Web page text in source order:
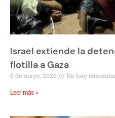
Israel extiende la
flotilla a Gaza
6 de mayo, 2026 No hay
Leer más »